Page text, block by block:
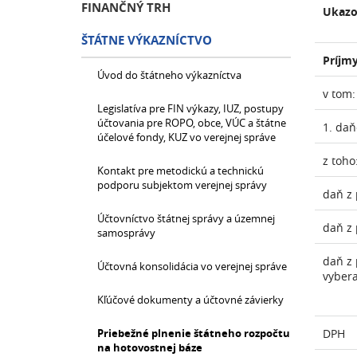
v tom:
1.
z
daň z
daň z
daň z
DPH
FINANČNÝ TRH
ŠTÁTNE VÝKAZNÍCTVO
Úvod do štátneho výkazníctva
Legislatíva pre FIN výkazy, IUZ, postupy
účtovania pre ROPO, obce, VÚC a štátne
účelové fondy, KUZ vo verejnej správe
Kontakt pre metodickú a technickú
podporu subjektom verejnej správy
Účtovníctvo štátnej správy a územnej
samosprávy
Účtovná konsolidácia vo verejnej správe
Kľúčové dokumenty a účtovné závierky
Priebežné plnenie štátneho rozpočtu
na hotovostnej báze